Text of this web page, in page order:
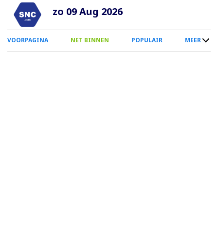
Overslaan
naar
inhoud
zo 09 Aug 2026
0
Smartphone
VOORPAGINA NET BINNEN POPULAIR MEER